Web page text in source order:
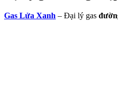
Gas Lửa Xanh – Đại lý gas